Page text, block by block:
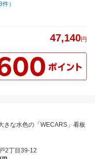
件）
47,140円
きな水色の「WECARS」看板
2丁目39-12